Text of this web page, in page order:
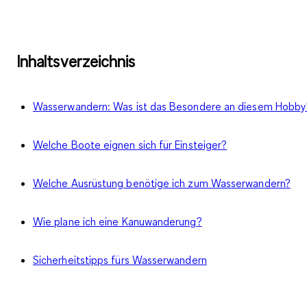
Inhaltsverzeichnis
Wasserwandern: Was ist das Besondere an diesem
Welche Boote eignen sich für Einsteiger?
Welche Ausrüstung benötige ich zum Wasserwandern?
Wie plane ich eine Kanuwanderung?
Sicherheitstipps fürs Wasserwandern